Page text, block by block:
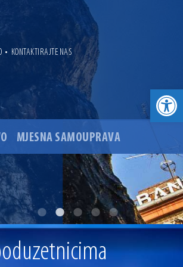
• KONTAKTIRAJTE NAS
MJESNA SAMOUPRAVA